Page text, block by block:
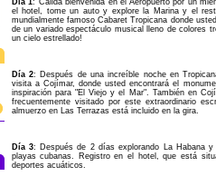
Día 1: Cálida bienvenida en el Aeropuerto por un
el hotel, tome un auto y explore la Marina y el
mundialmente famoso Cabaret Tropicana donde
de un variado espectáculo musical lleno de colores
un cielo estrellado!
Día 2: Después de una increíble noche en
visita a Cojímar, donde usted encontrará el
inspiración para "El Viejo y el Mar". También en
frecuentemente visitado por este extraordinario
almuerzo en Las Terrazas está incluido en la gira.
Día 3: Después de 2 días explorando La Habana
playas cubanas. Registro en el hotel, que está
deportes acuáticos.